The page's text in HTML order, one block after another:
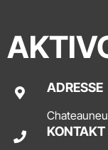
ADRESSE
KONTAKT